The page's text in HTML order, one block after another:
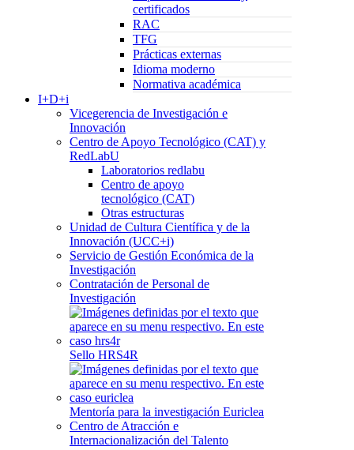
certificados
RAC
TFG
Prácticas externas
Idioma moderno
Normativa académica
I+D+i
Vicegerencia de Investigación e
Innovación
Centro de Apoyo Tecnológico (CAT) y
RedLabU
Laboratorios redlabu
Centro de apoyo
tecnológico (CAT)
Otras estructuras
Unidad de Cultura Científica y de la
Innovación (UCC+i)
Servicio de Gestión Económica de la
Investigación
Contratación de Personal de
Investigación
Sello HRS4R
Mentoría para la investigación Euriclea
Centro de Atracción e
Internacionalización del Talento